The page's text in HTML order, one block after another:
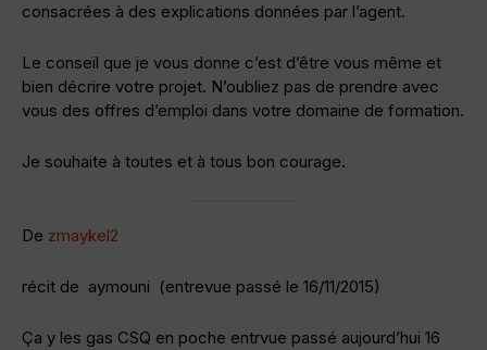
consacrées à des explications données par l’agent.
Le conseil que je vous donne c’est d’être vous même et
bien décrire votre projet. N’oubliez pas de prendre avec
vous des offres d’emploi dans votre domaine de formation.
Je souhaite à toutes et à tous bon courage.
De zmaykel2
récit de aymouni (entrevue passé le 16/11/2015)
Ça y les gas CSQ en poche entrvue passé aujourd’hui 16